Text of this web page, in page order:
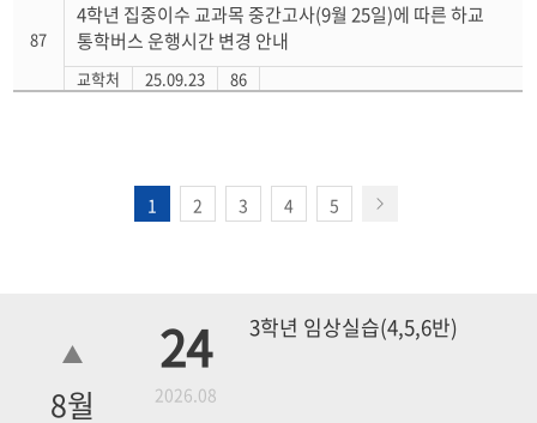
87
4학년 집중이수 교과목 중간고사(9월 25일)에 따른 하교
통학버스 운행시간 변경 안내
교학처 25.09.23 86
1 2 3 4 5
8월
24
2026.08
3학년 임상실습(4,5,6반)